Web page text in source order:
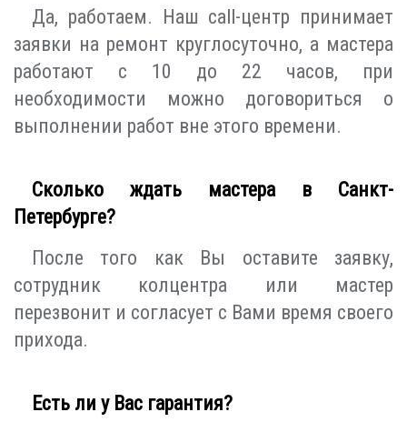
Да, работаем. Наш call-центр принимает
заявки на ремонт круглосуточно, а мастера
работают с 10 до 22 часов, при
необходимости можно договориться о
выполнении работ вне этого времени.
Сколько ждать мастера в Санкт-
Петербурге?
После того как Вы оставите заявку,
сотрудник колцентра или мастер
перезвонит и согласует с Вами время своего
прихода.
Есть ли у Вас гарантия?